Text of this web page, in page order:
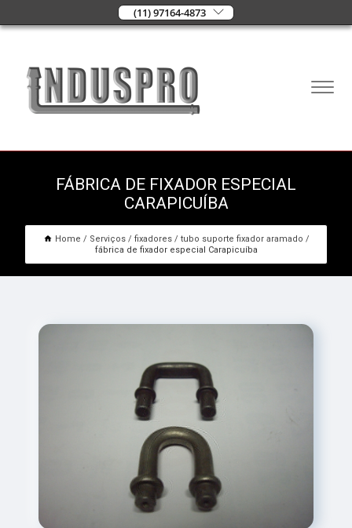
(11) 97164-4873
FÁBRICA DE FIXADOR ESPECIAL
CARAPICUÍBA
Home Serviços fixadores
tubo suporte fixador aramado
fábrica de fixador especial Carapicuíba